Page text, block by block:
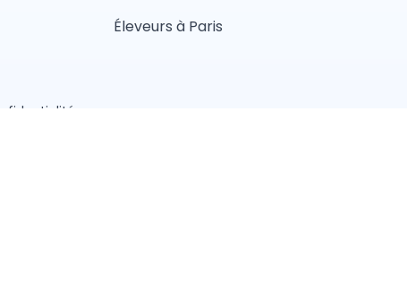
Éleveurs à Paris